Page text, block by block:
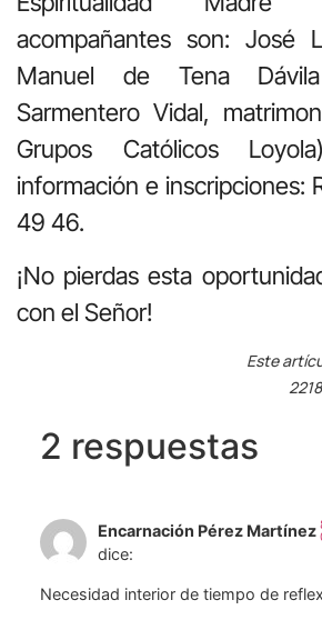
acompañantes son: José
Manuel de Tena
Sarmentero Vidal,
Grupos Católicos
información e inscripciones:
49 46.
¡No pierdas esta
con el Señor!
Este
2 respuestas
Encarnación Pérez Martínez
dice:
Necesidad interior de tiempo de